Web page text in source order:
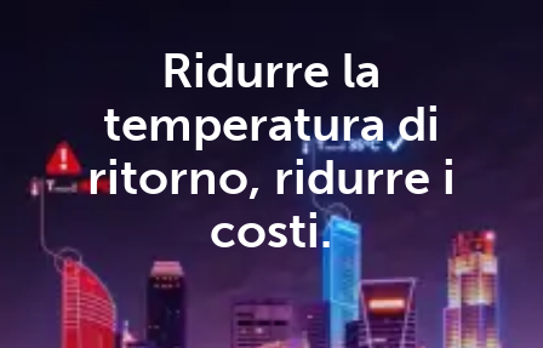
Ridurre la
temperatura di
ritorno, ridurre i
costi.